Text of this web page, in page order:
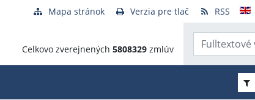
Mapa stránok Verzia pre tlač RSS
Celkovo zverejnených 5808329 zmlúv